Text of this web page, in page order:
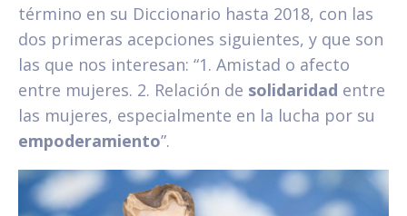
término en su Diccionario hasta 2018, con las
dos primeras acepciones siguientes, y que son
las que nos interesan: “1. Amistad o afecto
entre mujeres. 2. Relación de solidaridad entre
las mujeres, especialmente en la lucha por su
empoderamiento”.